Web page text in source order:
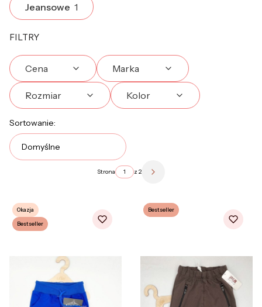
Jeansowe 1
FILTRY
Cena Marka
Rozmiar Kolor
Koniec filtrów
Lista produktów
Sortowanie:
Domyślne
Strona z 2 Następne produkty
Okazja
Bestseller
Bestseller